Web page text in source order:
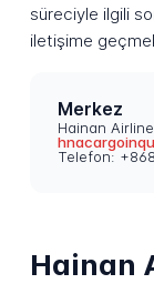
süreciyle ilgili
iletişime
Merkez
Hainan
Telefon:
Hainan